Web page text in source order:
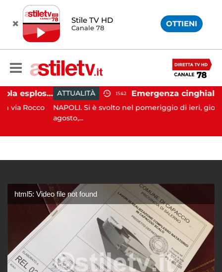
Stile TV HD
Canale 78 OTTIENI
Salerno, colpi di pistola esplosi a Pastena: paura tra i residenti
Rocco
ATTUALITÀ 15:42
NAPOLI. Si è svolto nel pomeriggio di ieri, giovedì 6
agosto,...
html5: Video file not found